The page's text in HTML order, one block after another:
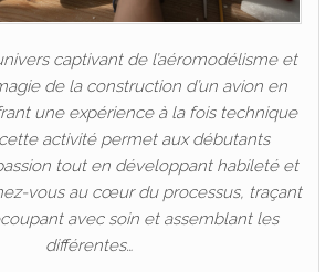
captivant de l’aéromodélisme et
de la construction d’un avion en
une expérience à la fois technique
activité permet aux débutants
tout en développant habileté et
vous au cœur du processus, traçant
avec soin et assemblant les
différentes…